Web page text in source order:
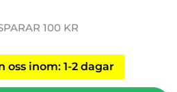
100 KR
oss inom: 1-2 dagar